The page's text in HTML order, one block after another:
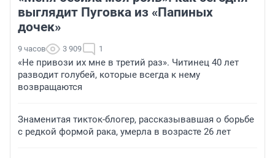
выглядит Пуговка из «Папиных
дочек»
9 часов 3 909 1
«Не привози их мне в третий раз». Читинец 40 лет
разводит голубей, которые всегда к нему
возвращаются
Знаменитая тикток-блогер, рассказывавшая о борьбе
с редкой формой рака, умерла в возрасте 26 лет